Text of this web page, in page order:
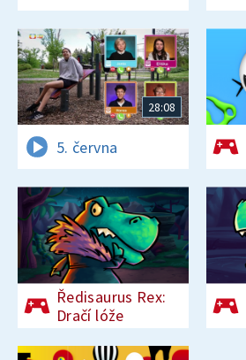
28:08
5. června
Ředisaurus Rex:
Dračí lóže